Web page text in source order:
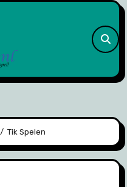
Tik Spelen